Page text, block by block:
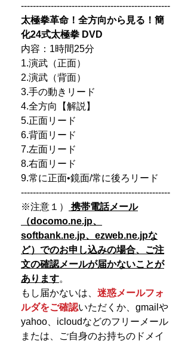
--------------------------------------------------
太極拳革命！全方向から見る！簡
化24式太極拳 DVD
内容：1時間25分
1.演武（正面）
2.演武（背面）
3.手の動きリード
4.全方向【解説】
5.正面リード
6.背面リード
7.左面リード
8.右面リード
9.常に正面•鏡面/常に後ろリード
--------------------------------------------------
※注意１）
携帯電話メール
（docomo.ne.jp、
softbank.ne.jp、ezweb.ne.jpな
ど）でのお申し込みの場合、 ご注
文の確認メールが届かないことが
あります。
もし届かないは、 迷惑メールフォ
ルダをご確認いただくか、gmailや
yahoo、icloudなどのフリーメール
または、ご自身のお持ちのドメイ